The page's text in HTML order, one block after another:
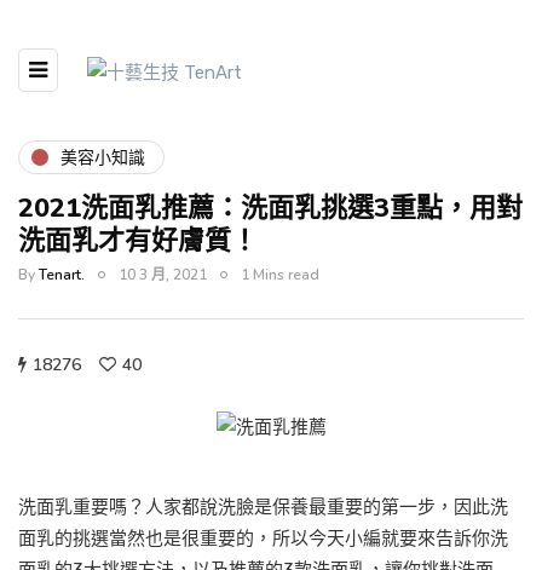
美容小知識
2021洗面乳推薦：洗面乳挑選3重點，用對
洗面乳才有好膚質！
ByTenart. 10 3 月, 2021 1 Mins read
18276 40
洗面乳重要嗎？人家都說洗臉是保養最重要的第一步，因此洗
面乳的挑選當然也是很重要的，所以今天小編就要來告訴你洗